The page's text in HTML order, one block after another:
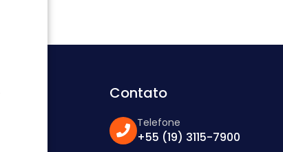
Contato
Telefone
+55 (19) 3115-7900